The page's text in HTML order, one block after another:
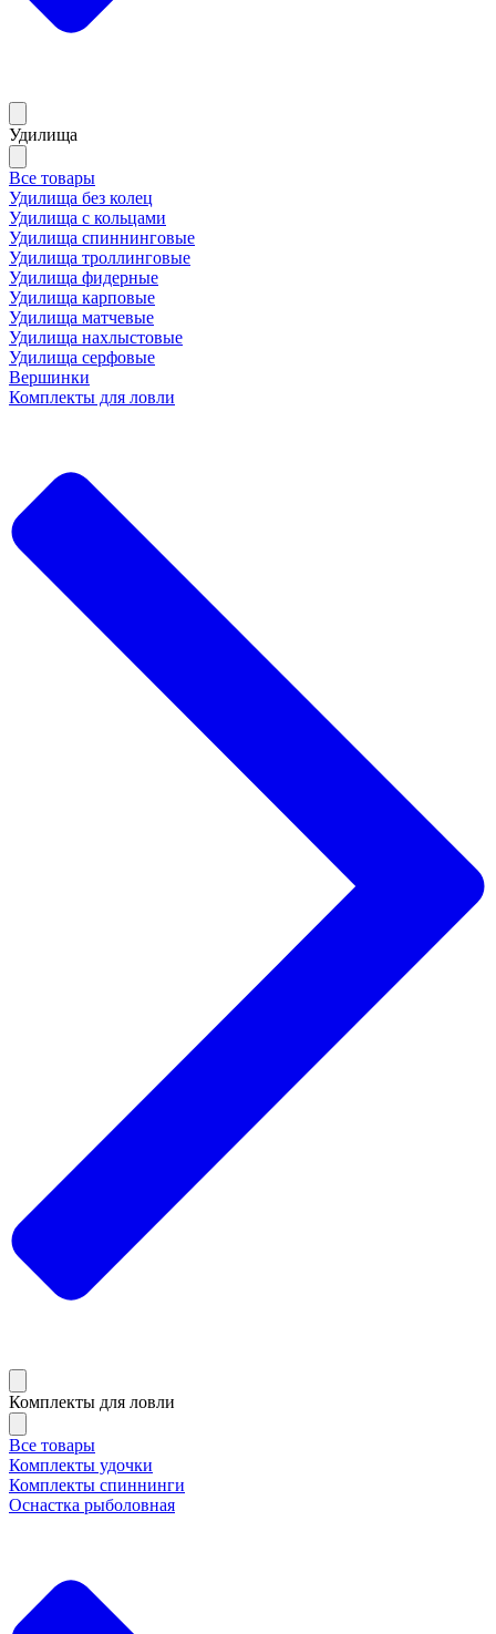
Удилища
Все товары
Удилища без колец
Удилища с кольцами
Удилища спиннинговые
Удилища троллинговые
Удилища фидерные
Удилища карповые
Удилища матчевые
Удилища нахлыстовые
Удилища серфовые
Вершинки
Комплекты для ловли
Комплекты для ловли
Все товары
Комплекты удочки
Комплекты спиннинги
Оснастка рыболовная